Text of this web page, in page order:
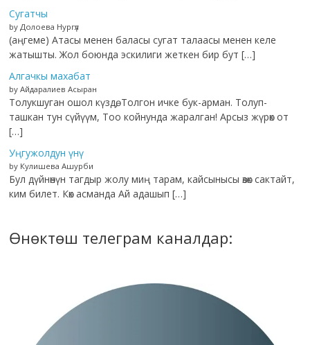
Сугатчы
by Долоева Нургүл
(аңгеме) Атасы менен баласы сугат талаасы менен келе
жатышты. Жол боюнда эскилиги жеткен бир бут […]
Алгачкы махабат
by Айдаралиев Асыран
Толукшуган ошол күздө, Толгон ичке бук-арман. Толуп-
ташкан тун сүйүүм, Тоо койнунда жаралган! Арсыз жүрөк от
[…]
Уңгужолдун үнү
by Кулишева Ашурби
Бул дүйнөнүн тагдыр жолу миң тарам, кайсынысы өзөк сактайт,
ким билет. Көк асманда Ай адашып […]
Өнөктөш телеграм каналдар: